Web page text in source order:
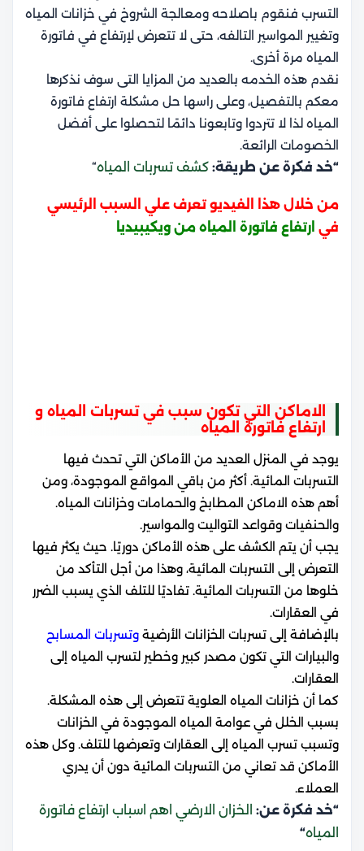
التسرب فنقوم باصلاحه ومعالجة الشروخ في خزانات المياه
وتغيير المواسير التالفه، حتى لا تتعرض لإرتفاع في فاتورة
المياه مرة أخرى.
نقدم هذه الخدمه بالعديد من المزايا التى سوف نذكرها
معكم بالتفصيل، وعلى راسها حل مشكلة ارتفاع فاتورة
المياه لذا لا تتردوا وتابعونا دائمًا لتحصلوا على أفضل
الخصومات الرائعة.
“خد فكرة عن طريقة: كشف تسربات المياه“
من خلال هذا الفيديو تعرف علي السبب الرئيسي
في ارتفاع فاتورة المياه من ويكيبيديا
الاماكن التي تكون سبب في تسربات المياه و
ارتفاع فاتورة المياه
يوجد في المنزل العديد من الأماكن التي تحدث فيها
التسربات المائية. أكثر من باقي المواقع الموجودة، ومن
أهم هذه الاماكن المطابخ والحمامات وخزانات المياه.
والحنفيات وقواعد التواليت والمواسير.
يجب أن يتم الكشف على هذه الأماكن دوريًا. حيث يكثر فيها
التعرض إلى التسربات المائية، وهذا من أجل التأكد من
خلوها من التسربات المائية. تفاديًا للتلف الذي يسبب الضرر
في العقارات.
بالإضافة إلى تسربات الخزانات الأرضية وتسربات المسابح
والبيارات التي تكون مصدر كبير وخطير لتسرب المياه إلى
العقارات.
كما أن خزانات المياه العلوية تتعرض إلى هذه المشكلة.
بسبب الخلل في عوامة المياه الموجودة في الخزانات
وتسبب تسرب المياه إلى العقارات وتعرضها للتلف. وكل هذه
الأماكن قد تعاني من التسربات المائية دون أن يدري
العملاء.
“خد فكرة عن: الخزان الارضي اهم اسباب ارتفاع فاتورة
المياه“